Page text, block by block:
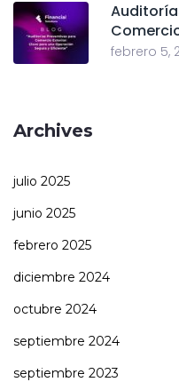
febrero 5,
Archives
julio 2025
junio 2025
febrero 2025
diciembre 2024
octubre 2024
septiembre 2024
septiembre 2023